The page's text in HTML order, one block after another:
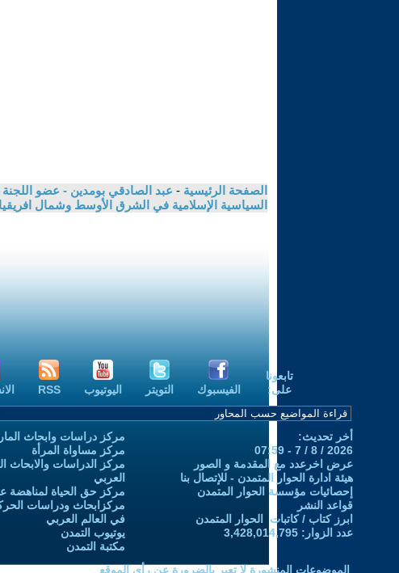
الصفحة الرئيسية - عبد الصادقي بومدين - عضو اللجنة
السياسية الإسلامية في الشرق الأوسط وشمال
تابعونا
على:
الفيسبوك التويتر اليوتيوب RSS
أخر تحديث:
2026 / 8 / 7 - 07:59
عرض اخرعدد مع المقدمة و الصور
هيئة ادارة الحوار المتمدن - للإتصال بنا
إحصائيات مؤسسة الحوار المتمدن
قواعد النشر
ابرز كتاب / كاتبات الحوار المتمدن
عدد الزوار: 3,428,014,795
مركز دراسات وابحاث
مركز مساواة المرأة
مركز الدراسات والابحاث
العربي
مركز حق الحياة لمناهضة
مركزابحاث ودراسات الحركة
في العالم العربي
يوتيوب التمدن
مكتبة التمدن
الموضوعات المنشورة لا تعبر بالضرورة عن رأي الموقع